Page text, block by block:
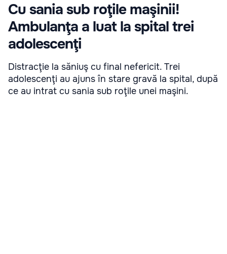
Cu sania sub roţile maşinii!
Ambulanţa a luat la spital trei
adolescenţi
Distracţie la săniuş cu final nefericit. Trei
adolescenţi au ajuns în stare gravă la spital, după
ce au intrat cu sania sub roţile unei maşini.